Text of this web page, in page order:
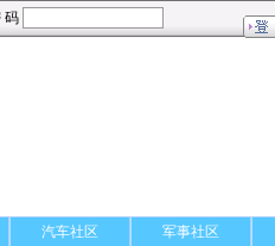
汽车社区
军事社区